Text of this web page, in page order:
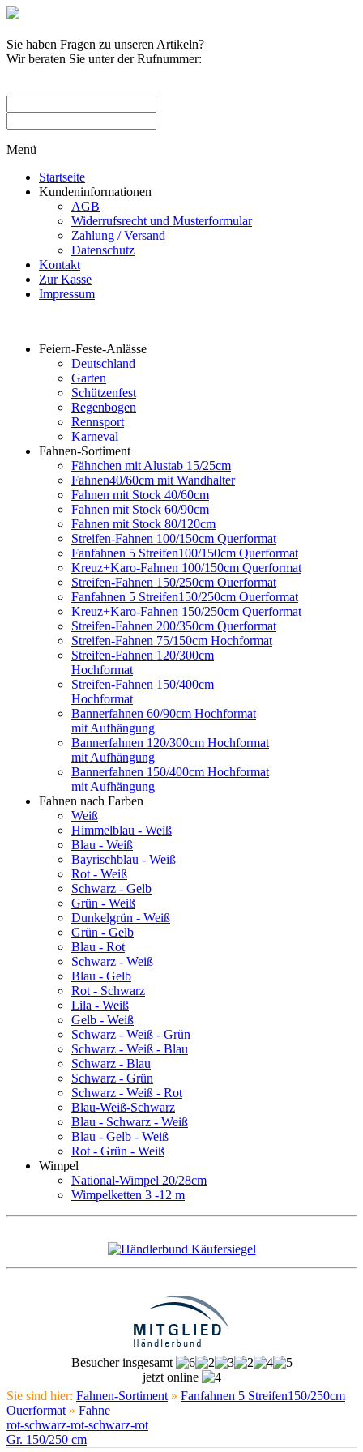
Sie haben Fragen zu unseren Artikeln?
Wir beraten Sie unter der Rufnummer:
Menü
Startseite
Kundeninformationen
AGB
Widerrufsrecht und Musterformular
Zahlung / Versand
Datenschutz
Kontakt
Zur Kasse
Impressum
Feiern-Feste-Anlässe
Deutschland
Garten
Schützenfest
Regenbogen
Rennsport
Karneval
Fahnen-Sortiment
Fähnchen mit Alustab 15/25cm
Fahnen40/60cm mit Wandhalter
Fahnen mit Stock 40/60cm
Fahnen mit Stock 60/90cm
Fahnen mit Stock 80/120cm
Streifen-Fahnen 100/150cm Querformat
Fanfahnen 5 Streifen100/150cm Querformat
Kreuz+Karo-Fahnen 100/150cm Querformat
Streifen-Fahnen 150/250cm Ouerformat
Fanfahnen 5 Streifen150/250cm Ouerformat
Kreuz+Karo-Fahnen 150/250cm Querformat
Streifen-Fahnen 200/350cm Querformat
Streifen-Fahnen 75/150cm Hochformat
Streifen-Fahnen 120/300cm
Hochformat
Streifen-Fahnen 150/400cm
Hochformat
Bannerfahnen 60/90cm Hochformat
mit Aufhängung
Bannerfahnen 120/300cm Hochformat
mit Aufhängung
Bannerfahnen 150/400cm Hochformat
mit Aufhängung
Fahnen nach Farben
Weiß
Himmelblau - Weiß
Blau - Weiß
Bayrischblau - Weiß
Rot - Weiß
Schwarz - Gelb
Grün - Weiß
Dunkelgrün - Weiß
Grün - Gelb
Blau - Rot
Schwarz - Weiß
Blau - Gelb
Rot - Schwarz
Lila - Weiß
Gelb - Weiß
Schwarz - Weiß - Grün
Schwarz - Weiß - Blau
Schwarz - Blau
Schwarz - Grün
Schwarz - Weiß - Rot
Blau-Weiß-Schwarz
Blau - Schwarz - Weiß
Blau - Gelb - Weiß
Rot - Grün - Weiß
Wimpel
National-Wimpel 20/28cm
Wimpelketten 3 -12 m
Besucher insgesamt
jetzt online
Sie sind hier: Fahnen-Sortiment » Fanfahnen 5 Streifen150/250cm
Ouerformat » Fahne
rot-schwarz-rot-schwarz-rot
Gr. 150/250 cm